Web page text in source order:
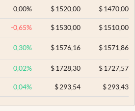
0,00% $ 1520,00 $1470,00
-0,65% $ 1530,00 $1510,00
0,30% $ 1576,16 $1571,86
0,02% $ 1728,30 $1727,57
0,04% $ 293,54 $293,43